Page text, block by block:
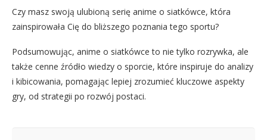
Czy masz swoją ulubioną serię anime o siatkówce, która
zainspirowała Cię do bliższego poznania tego sportu?
Podsumowując, anime o siatkówce to nie tylko rozrywka, ale
także cenne źródło wiedzy o sporcie, które inspiruje do analizy
i kibicowania, pomagając lepiej zrozumieć kluczowe aspekty
gry, od strategii po rozwój postaci.